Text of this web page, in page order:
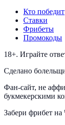
Кто победит
Ставки
Фрибеты
Промокоды
18+. Играйте
Сделано
Фан-сайт, не
букмекерскими
Забери фрибет